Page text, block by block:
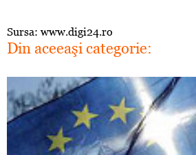
Sursa: www.digi24.ro
Din aceeaşi categorie: